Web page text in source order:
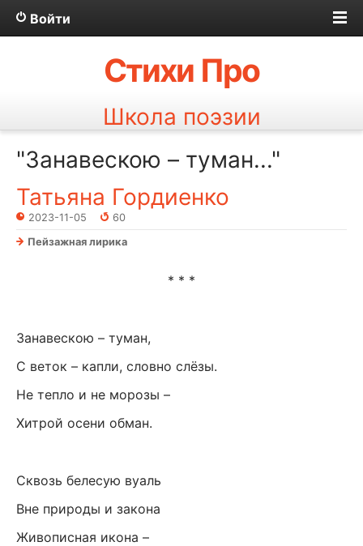
Войти
Стихи Про
Школа поэзии
"Занавескою – туман..."
Татьяна Гордиенко
2023-11-05
60
Пейзажная лирика
* * *
Занавескою – туман,
С веток – капли, словно слёзы.
Не тепло и не морозы –
Хитрой осени обман.
Сквозь белесую вуаль
Вне природы и закона
Живописная икона –